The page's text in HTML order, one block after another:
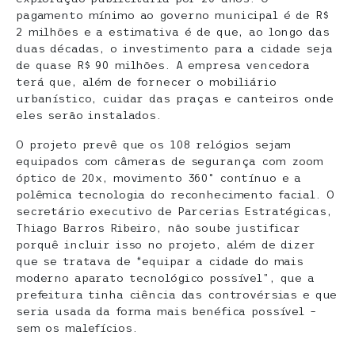
pagamento mínimo ao governo municipal é de R$
2 milhões e a estimativa é de que, ao longo das
duas décadas, o investimento para a cidade seja
de quase R$ 90 milhões. A empresa vencedora
terá que, além de fornecer o mobiliário
urbanístico, cuidar das praças e canteiros onde
eles serão instalados.
O projeto prevê que os 108 relógios sejam
equipados com câmeras de segurança com zoom
óptico de 20x, movimento 360° contínuo e a
polêmica tecnologia do reconhecimento facial. O
secretário executivo de Parcerias Estratégicas,
Thiago Barros Ribeiro, não soube justificar
porquê incluir isso no projeto, além de dizer
que se tratava de “equipar a cidade do mais
moderno aparato tecnológico possível”, que a
prefeitura tinha ciência das controvérsias e que
seria usada da forma mais benéfica possível –
sem os malefícios.